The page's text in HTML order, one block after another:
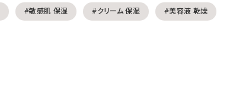
#敏感肌 保湿 #クリーム 保湿 #美容液 乾燥